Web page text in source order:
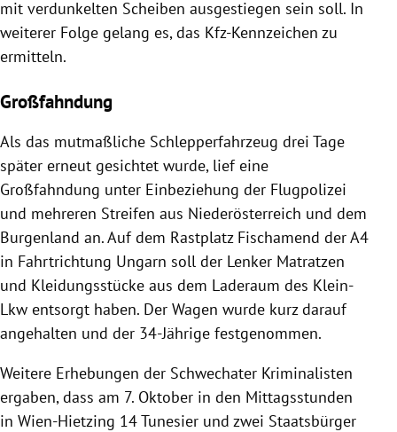
mit verdunkelten Scheiben ausgestiegen sein soll. In
weiterer Folge gelang es, das Kfz-Kennzeichen zu
ermitteln.
Großfahndung
Als das mutmaßliche Schlepperfahrzeug drei Tage
später erneut gesichtet wurde, lief eine
Großfahndung unter Einbeziehung der Flugpolizei
und mehreren Streifen aus Niederösterreich und dem
Burgenland an. Auf dem Rastplatz Fischamend der A4
in Fahrtrichtung Ungarn soll der Lenker Matratzen
und Kleidungsstücke aus dem Laderaum des Klein-
Lkw entsorgt haben. Der Wagen wurde kurz darauf
angehalten und der 34-Jährige festgenommen.
Weitere Erhebungen der Schwechater Kriminalisten
ergaben, dass am 7. Oktober in den Mittagsstunden
in Wien-Hietzing 14 Tunesier und zwei Staatsbürger